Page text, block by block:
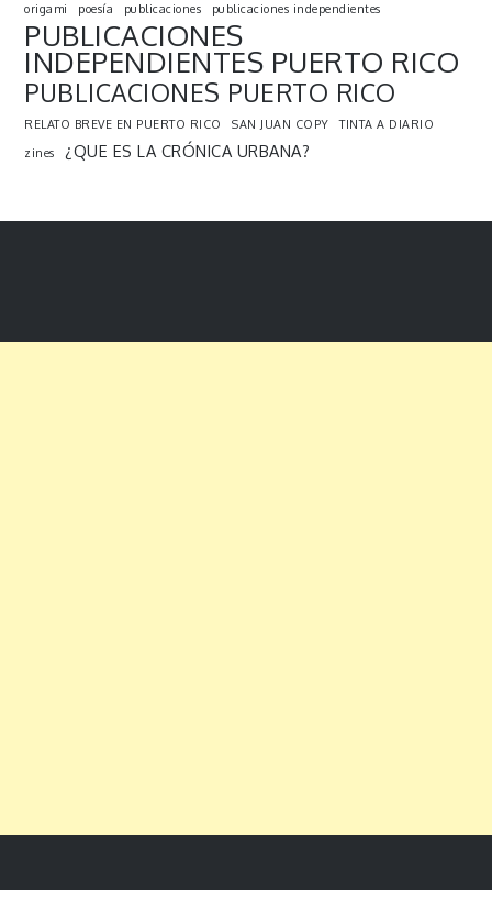
origami
poesía publicaciones publicaciones independientes
PUBLICACIONES
INDEPENDIENTES PUERTO RICO
PUBLICACIONES PUERTO RICO
RELATO BREVE EN PUERTO RICO SAN JUAN COPY
TINTA A DIARIO
zines
¿QUE ES LA CRÓNICA URBANA?